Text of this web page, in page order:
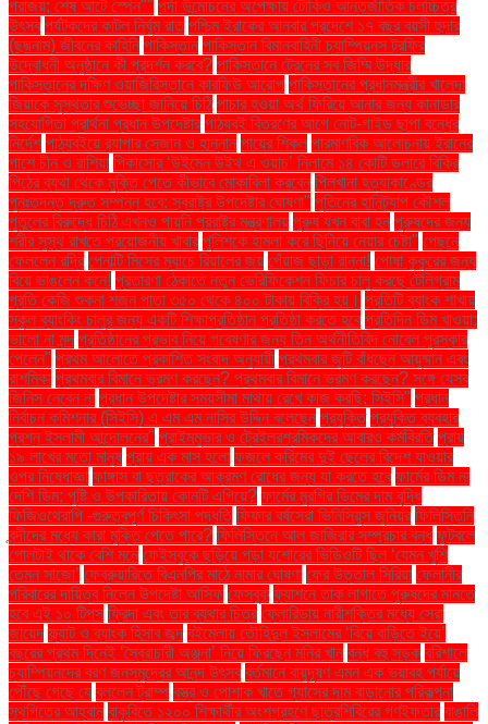
পরাজয়; শেষ আটে স্পেন"" পর্দা উন্মোচনের অপেক্ষায় টোকিও আন্তর্জাতিক চলচ্চিত্র
উৎসব পর্যটকদের কাটল নির্ঘুম রাত পশ্চিম ইরাকের আনবার প্রদেশে ১৭ বছর বয়সী হুদার
(ছদ্মনাম) জীবনের কাহিনি পাকিস্তান পাকিস্তান বিমানবাহিনী চ্যাম্পিয়নস ট্রফির
উদ্বোধনী অনুষ্ঠানে কী প্রদর্শন করবে? পাকিস্তানে ট্রেনের সব জিম্মি উদ্ধার
পাকিস্তানের দক্ষিণ ওয়াজিরিস্তানে কারফিউ আরোপ পাকিস্তানের প্রধানমন্ত্রীর খালেদা
জিয়াকে সুস্থতার শুভেচ্ছা জানিয়ে চিঠি পাচার হওয়া অর্থ ফিরিয়ে আনার জন্য কানাডার
সহযোগিতা প্রার্থনা প্রধান উপদেষ্টার পাঠ্যবই বিতরণের আগে নোট-গাইড ছাপা বন্ধের
নির্দেশ পাঠ্যবইয়ে র‍্যাপার সেজান ও হান্নান পায়ের শিকল পারমাণবিক আলোচনায় ইরানের
পাশে চীন ও রাশিয়া পিকাসোর ‘উইমেন উইথ এ ওয়াচ’ নিলামে ১৪ কোটি ডলারে বিক্রি
পিঠের ব্যথা থেকে মুক্তি পেতে কীভাবে মোকাবিলা করবেন পিলখানা হত্যাকাণ্ডের
পুনঃতদন্ত দ্রুত সম্পন্ন হবে: স্বরাষ্ট্র উপদেষ্টার ঘোষণা" পুতিনের হানিট্র্যাপ কৌশল
পুতুলের বিরুদ্ধে চিঠি এখনও পায়নি পররাষ্ট্র মন্ত্রণালয় পুরুষ যখন বাবা হন পুরুষদের জন্য
শরীর সুস্থ রাখতে প্রয়োজনীয় খাবার পুলিশকে হামলা করে ছিনিয়ে নেয়ার চেষ্টা" পেছনে
ফেললেন রদ্রি পেনাল্টি মিসের ম্যাচে রিয়ালের জয় পেঁয়াজ ছাড়া রান্না! পোষা কুকুরের জন্য
বিয়ে ভাঙলেন কনে! প্রতারণা ঠেকাতে নতুন ভেরিফিকেশন ফিচার চালু করছে টেলিগ্রাম
প্রতি কেজি শুকনা শজন পাতা ৩৫০ থেকে ৪০০ টাকায় বিক্রি হয়। প্রতিটি ব্যাংক শাখায়
স্কুল ব্যাংকিং চালুর জন্য একটি শিক্ষাপ্রতিষ্ঠান প্রতিষ্ঠা করতে হবে প্রতিদিন ডিম খাওয়া:
ভালো না মন্দ প্রতিষ্ঠানের প্রভাব নিয়ে গবেষণার জন্য তিন অর্থনীতিবিদ নোবেল পুরস্কার
পেলেন" প্রথম আলোতে প্রকাশিত সংবাদ অনুযায়ী প্রথমবার জুটি বাঁধছেন আয়ুষ্মান এবং
রাশমিকা প্রথমবার বিমানে ভ্রমণ করছেন? প্রথমবার বিমানে ভ্রমণ করছেন? সঙ্গে যেসব
জিনিস নেবেন না প্রধান উপদেষ্টার সময়সীমা মাথায় রেখে কাজ করছি: সিইসি" প্রধান
নির্বাচন কমিশনার (সিইসি) এ এম এম নাসির উদ্দিন বলেছেন প্রযুক্তি প্রযুক্তি ব্যবহার
প্রশ্ন ইসলামী আন্দোলনের" প্রাইমমুভার ও ট্রেইলরশ্রমিকদের আবারও কর্মবিরতি প্রায়
১৯ লাখের মতো মানুষ প্রায় এক মাস হলো ফজলে করিমের দুই ছেলের বিদেশ যাওয়ার
ওপর নিষেধাজ্ঞা ফাঙ্গাস বা ছত্রাকের আক্রমণ রোধের জন্য যা করতে হবে ফার্মের ডিম না
দেশি ডিম: পুষ্টি ও উপকারিতায় কোনটি এগিয়ে? ফার্মের মুরগির ডিমের দাম বৃদ্ধি
ফিজিওথেরাপি -গুরুত্বপূর্ণ চিকিৎসা পদ্ধতি ফিফার বর্ষসেরা ভিনিসিয়ুস জুনিয়র ফিলিস্তিনি
বন্দীদের মধ্যে কারা মুক্তি পেতে পারে? ফিলিস্তিনে আল জাজিরার সম্প্রচার বন্ধ ফুটবলে
গোলটাই থাকে বেশি মনে ফেইসবুকে ছড়িয়ে পড়া যশোরের ভিডিওটি ছিল ‘যেমন খুশি
তেমন সাজো’ ফেব্রুয়ারিতে বিএনপির মাঠে নামার ঘোষণা ফের উত্তাল সিরিয়া ফেলানীর
পরিবারের দায়িত্ব নিলেন উপদেষ্টা আসিফ ফেসবুক ফ্যাশনে তাক লাগাতে পুরুষদের মানতে
হবে এই ১০ টিপস ফ্রিদা এবং তার ব্যথার চিত্র ফ্লোরিডায় নারীশক্তির মধ্যে সেরা
জায়েদ ফ্ল্যাট ও ব্যাংক হিসাব জব্দ বইমেলায় তৌহিদুল ইসলামের ‘বিয়ে বাড়িতে ইয়ে’
বছরের প্রথম দিনেই ‘স্বৈরাচারী অঞ্জনা’ নিয়ে ফিরছেন মনির খান বন্ধ বহু সড়ক বরিশালে
চ্যাম্পিয়নদের বরণ জনসমুদ্রের আনন্দ উৎসব বর্তমানে বায়ুদূষণ এমন এক ভয়াবহ পর্যায়ে
পৌঁছে গেছে যে বললেন ট্রাম্প বস্ত্র ও পোশাক খাতে গ্যাসের দাম বাড়ানোর পরিকল্পনা
স্থগিতের আহ্বান বাকৃবিতে ১২০০ শিক্ষার্থীর অংশগ্রহণে ছাত্রশিবিরের গণইফতার বাঙালি